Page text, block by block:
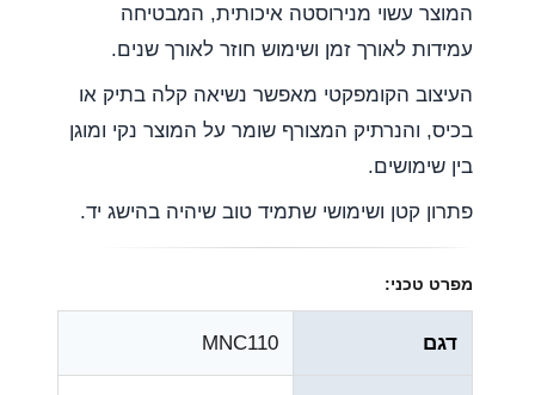
המוצר עשוי מנירוסטה איכותית, המבטיחה
עמידות לאורך זמן ושימוש חוזר לאורך שנים.
העיצוב הקומפקטי מאפשר נשיאה קלה בתיק או
בכיס, והנרתיק המצורף שומר על המוצר נקי ומוגן
בין שימושים.
פתרון קטן ושימושי שתמיד טוב שיהיה בהישג יד.
מפרט טכני:
דגם MNC110